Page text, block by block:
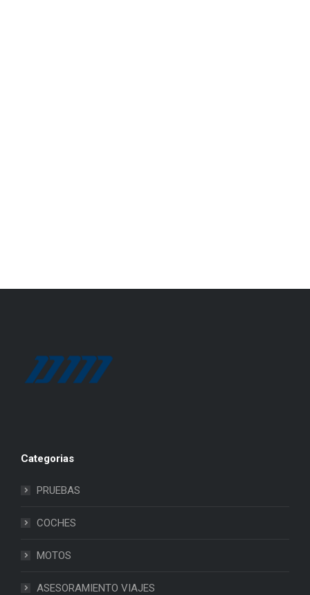
Categorias
PRUEBAS
COCHES
MOTOS
ASESORAMIENTO VIAJES